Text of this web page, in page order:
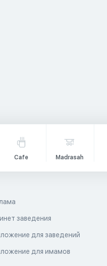
Cafe Madrasah
заведения
для заведений
для имамов